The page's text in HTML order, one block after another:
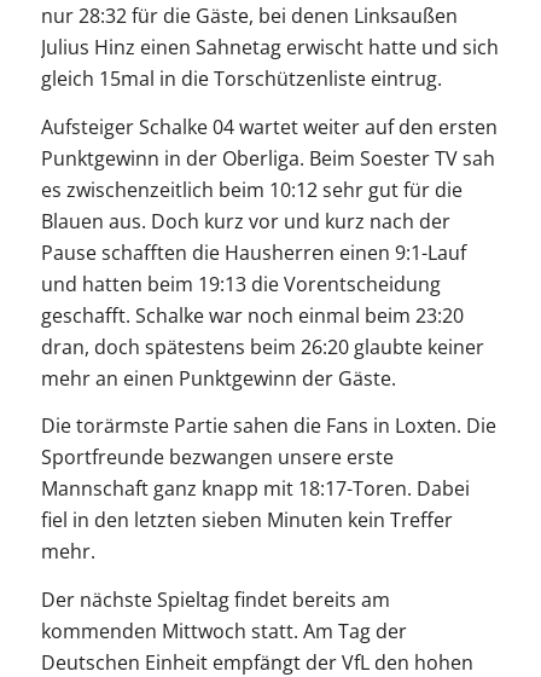
nur 28:32 für die Gäste, bei denen Linksaußen
Julius Hinz einen Sahnetag erwischt hatte und sich
gleich 15mal in die Torschützenliste eintrug.
Aufsteiger Schalke 04 wartet weiter auf den ersten
Punktgewinn in der Oberliga. Beim Soester TV sah
es zwischenzeitlich beim 10:12 sehr gut für die
Blauen aus. Doch kurz vor und kurz nach der
Pause schafften die Hausherren einen 9:1-Lauf
und hatten beim 19:13 die Vorentscheidung
geschafft. Schalke war noch einmal beim 23:20
dran, doch spätestens beim 26:20 glaubte keiner
mehr an einen Punktgewinn der Gäste.
Die torärmste Partie sahen die Fans in Loxten. Die
Sportfreunde bezwangen unsere erste
Mannschaft ganz knapp mit 18:17-Toren. Dabei
fiel in den letzten sieben Minuten kein Treffer
mehr.
Der nächste Spieltag findet bereits am
kommenden Mittwoch statt. Am Tag der
Deutschen Einheit empfängt der VfL den hohen